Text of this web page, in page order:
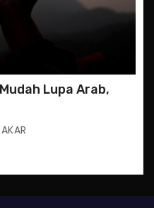
Lupa Arab,